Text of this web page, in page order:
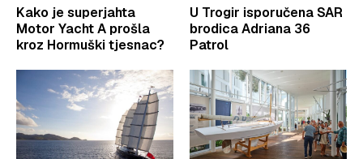
Kako je superjahta
Motor Yacht A prošla
kroz Hormuški tjesnac?
U Trogir isporučena SAR
brodica Adriana 36
Patrol